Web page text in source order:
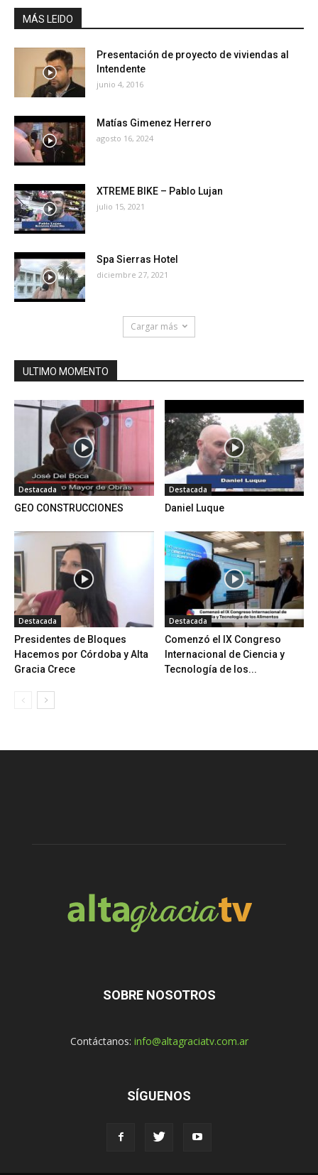
MÁS LEIDO
Presentación de proyecto de viviendas al
Intendente
junio 4, 2016
Matías Gimenez Herrero
agosto 16, 2024
XTREME BIKE – Pablo Lujan
julio 15, 2021
Spa Sierras Hotel
diciembre 27, 2021
Cargar más
ULTIMO MOMENTO
Destacada
GEO CONSTRUCCIONES
Destacada
Daniel Luque
Destacada
Presidentes de Bloques
Hacemos por Córdoba y Alta
Gracia Crece
Destacada
Comenzó el IX Congreso
Internacional de Ciencia y
Tecnología de los...
SOBRE NOSOTROS
Contáctanos: info@altagraciatv.com.ar
SÍGUENOS